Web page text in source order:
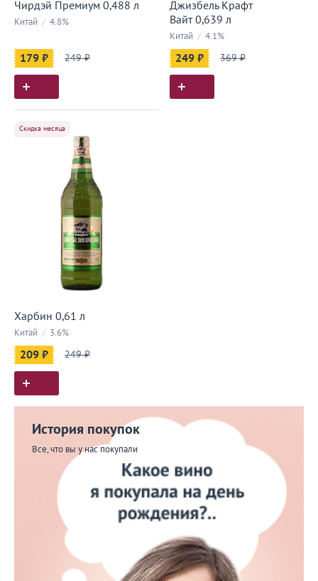
Чирдэй Премиум 0,488 л
Китай / 4.8%
179 ₽ 249 ₽
Джизбель Крафт
Вайт 0,639 л
Китай / 4.1%
249 ₽ 369 ₽
Скидка месяца
Харбин 0,61 л
Китай / 3.6%
209 ₽ 249 ₽
История покупок
Все, что вы у нас покупали